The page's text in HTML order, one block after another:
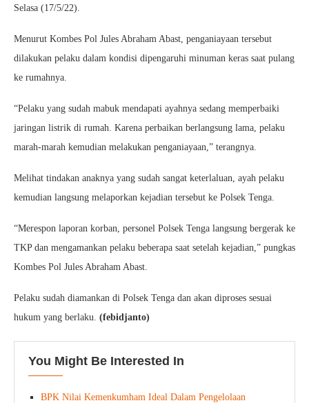
Selasa (17/5/22).
Menurut Kombes Pol Jules Abraham Abast, penganiayaan tersebut
dilakukan pelaku dalam kondisi dipengaruhi minuman keras saat pulang
ke rumahnya.
“Pelaku yang sudah mabuk mendapati ayahnya sedang memperbaiki
jaringan listrik di rumah. Karena perbaikan berlangsung lama, pelaku
marah-marah kemudian melakukan penganiayaan,” terangnya.
Melihat tindakan anaknya yang sudah sangat keterlaluan, ayah pelaku
kemudian langsung melaporkan kejadian tersebut ke Polsek Tenga.
“Merespon laporan korban, personel Polsek Tenga langsung bergerak ke
TKP dan mengamankan pelaku beberapa saat setelah kejadian,” pungkas
Kombes Pol Jules Abraham Abast.
Pelaku sudah diamankan di Polsek Tenga dan akan diproses sesuai
hukum yang berlaku. (febidjanto)
You Might Be Interested In
BPK Nilai Kemenkumham Ideal Dalam Pengelolaan